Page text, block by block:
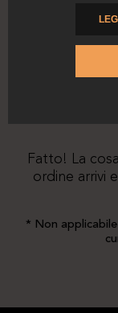
Fatto! La
ordine arrivi
* Non